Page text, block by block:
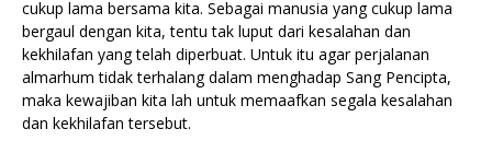
cukup lama bersama kita. Sebagai manusia yang cukup lama
bergaul dengan kita, tentu tak luput dari kesalahan dan
kekhilafan yang telah diperbuat. Untuk itu agar perjalanan
almarhum tidak terhalang dalam menghadap Sang Pencipta,
maka kewajiban kita lah untuk memaafkan segala kesalahan
dan kekhilafan tersebut.